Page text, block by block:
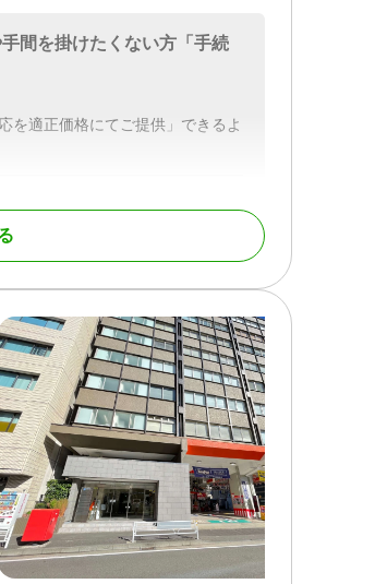
間を掛けたくない方「手続
を適正価格にてご提供」できるよ
相続放棄 / 成年後見 / 相続手続き
与（不動産名義変更）